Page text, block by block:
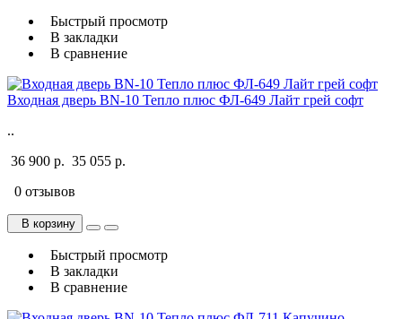
Быстрый просмотр
В закладки
В сравнение
Входная дверь BN-10 Тепло плюс ФЛ-649 Лайт грей софт
..
36 900 р. 35 055 р.
0 отзывов
В корзину
Быстрый просмотр
В закладки
В сравнение